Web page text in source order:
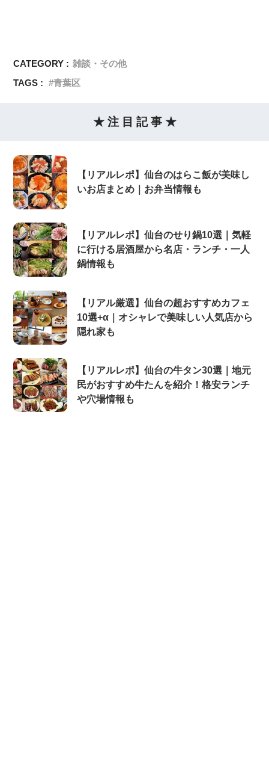
CATEGORY : 雑談・その他
TAGS :
青葉区
★ 注 目 記 事 ★
【リアルレポ】仙台のはらこ飯が美味し
いお店まとめ｜お弁当情報も
【リアルレポ】仙台のせり鍋10選｜気軽
に行ける居酒屋から名店・ランチ・一人
鍋情報も
【リアル厳選】仙台の超おすすめカフェ
10選+α｜オシャレで美味しい人気店から
隠れ家も
【リアルレポ】仙台の牛タン30選｜地元
民がおすすめ牛たんを紹介！格安ランチ
や穴場情報も